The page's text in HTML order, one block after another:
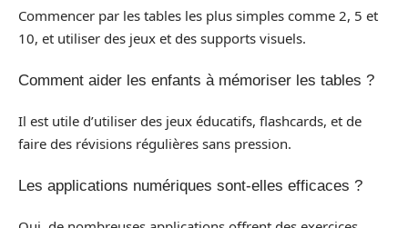
Commencer par les tables les plus simples comme 2, 5 et
10, et utiliser des jeux et des supports visuels.
Comment aider les enfants à mémoriser les tables ?
Il est utile d’utiliser des jeux éducatifs, flashcards, et de
faire des révisions régulières sans pression.
Les applications numériques sont-elles efficaces ?